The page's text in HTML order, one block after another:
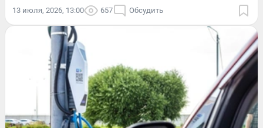
13 июля, 2026, 13:00 657 Обсудить